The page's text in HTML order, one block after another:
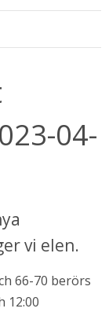
04-
vi elen.
66-70 berörs
12:00